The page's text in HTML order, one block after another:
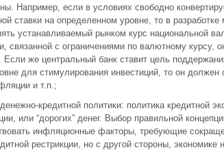
Например, если в условиях свободно
ставки на определенном уровне, то в
устанавливаемый рынком курс национальной
связанной с ограничениями по валютному
Если же центральный банк ставит цель
для стимулирования инвестиций, то он должен
и т.п.;
кредитной политики: политика кредитной
или “дорогих” денег. Выбор правильной
инфляционные факторы, требующие
рестрикции, но с другой стороны,